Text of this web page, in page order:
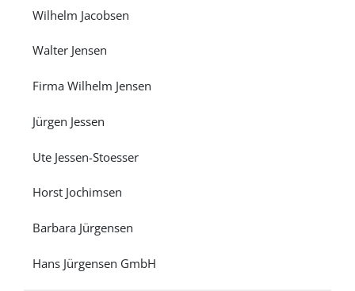
Wilhelm Jacobsen
Walter Jensen
Firma Wilhelm Jensen
Jürgen Jessen
Ute Jessen-Stoesser
Horst Jochimsen
Barbara Jürgensen
Hans Jürgensen GmbH